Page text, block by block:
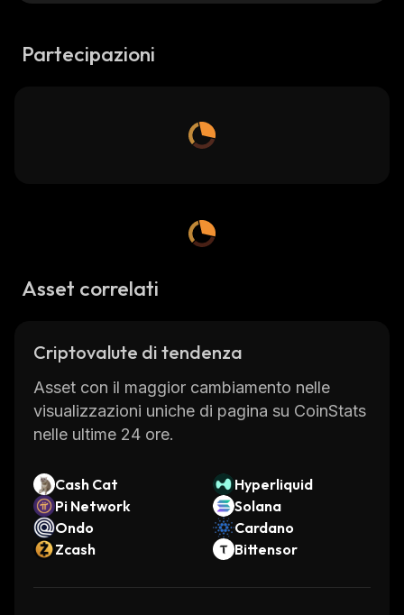
Partecipazioni
Asset correlati
Criptovalute di tendenza
Asset con il maggior cambiamento nelle
visualizzazioni uniche di pagina su CoinStats
nelle ultime 24 ore.
Cash Cat
Hyperliquid
Pi Network
Solana
Ondo
Cardano
Zcash
Bittensor